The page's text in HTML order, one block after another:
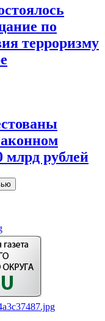
по
терроризму
млрд рублей